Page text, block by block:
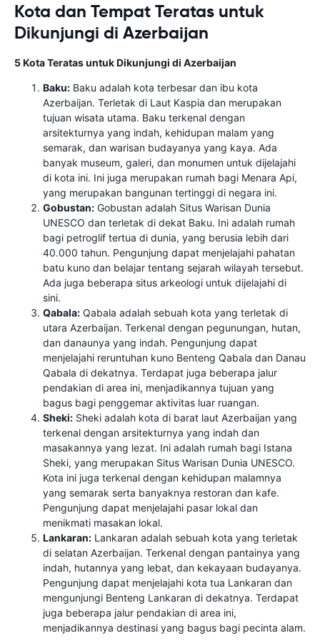
Kota dan Tempat Teratas untuk
Dikunjungi di Azerbaijan
5 Kota Teratas untuk Dikunjungi di Azerbaijan
Baku: Baku adalah kota terbesar dan ibu kota
Azerbaijan. Terletak di Laut Kaspia dan merupakan
tujuan wisata utama. Baku terkenal dengan
arsitekturnya yang indah, kehidupan malam yang
semarak, dan warisan budayanya yang kaya. Ada
banyak museum, galeri, dan monumen untuk dijelajahi
di kota ini. Ini juga merupakan rumah bagi Menara Api,
yang merupakan bangunan tertinggi di negara ini.
Gobustan: Gobustan adalah Situs Warisan Dunia
UNESCO dan terletak di dekat Baku. Ini adalah rumah
bagi petroglif tertua di dunia, yang berusia lebih dari
40.000 tahun. Pengunjung dapat menjelajahi pahatan
batu kuno dan belajar tentang sejarah wilayah tersebut.
Ada juga beberapa situs arkeologi untuk dijelajahi di
sini.
Qabala: Qabala adalah sebuah kota yang terletak di
utara Azerbaijan. Terkenal dengan pegunungan, hutan,
dan danaunya yang indah. Pengunjung dapat
menjelajahi reruntuhan kuno Benteng Qabala dan Danau
Qabala di dekatnya. Terdapat juga beberapa jalur
pendakian di area ini, menjadikannya tujuan yang
bagus bagi penggemar aktivitas luar ruangan.
Sheki: Sheki adalah kota di barat laut Azerbaijan yang
terkenal dengan arsitekturnya yang indah dan
masakannya yang lezat. Ini adalah rumah bagi Istana
Sheki, yang merupakan Situs Warisan Dunia UNESCO.
Kota ini juga terkenal dengan kehidupan malamnya
yang semarak serta banyaknya restoran dan kafe.
Pengunjung dapat menjelajahi pasar lokal dan
menikmati masakan lokal.
Lankaran: Lankaran adalah sebuah kota yang terletak
di selatan Azerbaijan. Terkenal dengan pantainya yang
indah, hutannya yang lebat, dan kekayaan budayanya.
Pengunjung dapat menjelajahi kota tua Lankaran dan
mengunjungi Benteng Lankaran di dekatnya. Terdapat
juga beberapa jalur pendakian di area ini,
menjadikannya destinasi yang bagus bagi pecinta alam.